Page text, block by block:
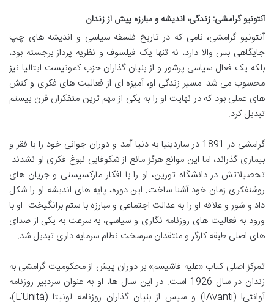
آنتونیو گرامشی: زندگی، اندیشه و مبارزه پیش از زندان
آنتونیو گرامشی، نامی که در تاریخ فلسفه سیاسی و اندیشه های چپ
جایگاهی بس والا دارد، نه تنها یک فیلسوف و نظریه پرداز برجسته بود،
بلکه یک فعال سیاسی پرشور و از بنیان گذاران حزب کمونیست ایتالیا نیز
محسوب می شد. مسیر زندگی او، آمیزه ای از فعالیت های فکری و کنش
های عملی بود که در نهایت او را به یکی از مهم ترین متفکران قرن بیستم
تبدیل کرد.
گرامشی در 1891 در ساردینیا به دنیا آمد و دوران جوانی خود را با فقر و
بیماری گذراند، اما این موانع هرگز مانع از شکوفایی نبوغ فکری او نشدند.
تحصیلاتش در دانشگاه تورین، او را با افکار مارکسیستی و جریان های
روشنفکری زمان خود آشنا ساخت. این دوره، پایه های اندیشه او را شکل
داد و شور و علاقه او را به عدالت اجتماعی و مبارزه با ستم برانگیخت. او با
ورود به فعالیت های روزنامه نگاری و سیاسی، به سرعت به یکی از صدای
های اصلی طبقه کارگر و منتقدان سرسخت نظام سرمایه داری تبدیل شد.
تمرکز اصلی کتاب «علیه فاشیسم» بر دوران پیش از محکومیت گرامشی به
زندان در سال 1926 است. در این سال ها، او به عنوان سردبیر روزنامه
آوانتی! (Avanti!) و سپس از بنیان گذاران روزنامه لونیتا (L’Unità)،